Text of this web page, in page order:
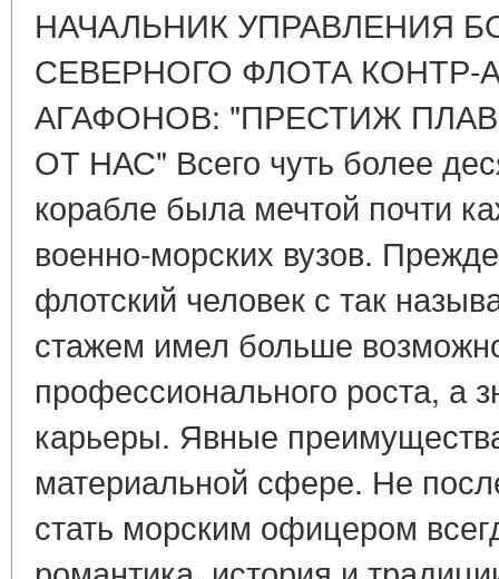
НАЧАЛЬНИК УПРАВЛЕНИЯ
СЕВЕРНОГО ФЛОТА
АГАФОНОВ: "ПРЕСТИЖ
ОТ НАС" Всего чуть более
корабле была мечтой почти
военно-морских вузов.
флотский человек с так
стажем имел больше
профессионального роста, а
карьеры. Явные
материальной сфере. Не
стать морским офицером